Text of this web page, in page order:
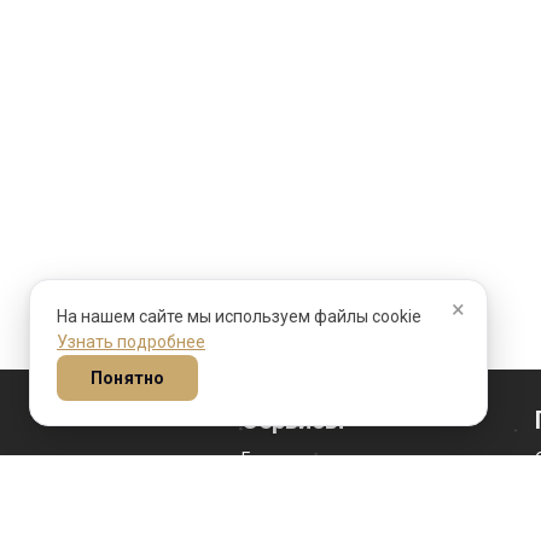
×
На нашем сайте мы используем файлы cookie
Узнать подробнее
Понятно
Сервисы
Гороскоп на сегодня